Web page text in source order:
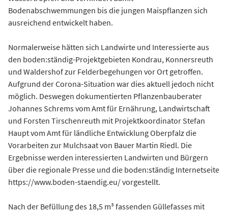
Bodenabschwemmungen bis die jungen Maispflanzen sich
ausreichend entwickelt haben.
Normalerweise hätten sich Landwirte und Interessierte aus
den boden:ständig-Projektgebieten Kondrau, Konnersreuth
und Waldershof zur Felderbegehungen vor Ort getroffen.
Aufgrund der Corona-Situation war dies aktuell jedoch nicht
möglich. Deswegen dokumentierten Pflanzenbauberater
Johannes Schrems vom Amt für Ernährung, Landwirtschaft
und Forsten Tirschenreuth mit Projektkoordinator Stefan
Haupt vom Amt für ländliche Entwicklung Oberpfalz die
Vorarbeiten zur Mulchsaat von Bauer Martin Riedl. Die
Ergebnisse werden interessierten Landwirten und Bürgern
über die regionale Presse und die boden:ständig Internetseite
https://www.boden-staendig.eu/ vorgestellt.
Nach der Befüllung des 18,5 m³ fassenden Güllefasses mit